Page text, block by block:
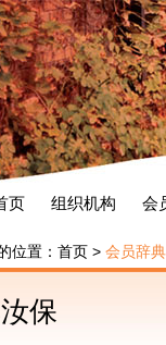
页 组织机构 会
位置： 首页 > 会员辞典
保